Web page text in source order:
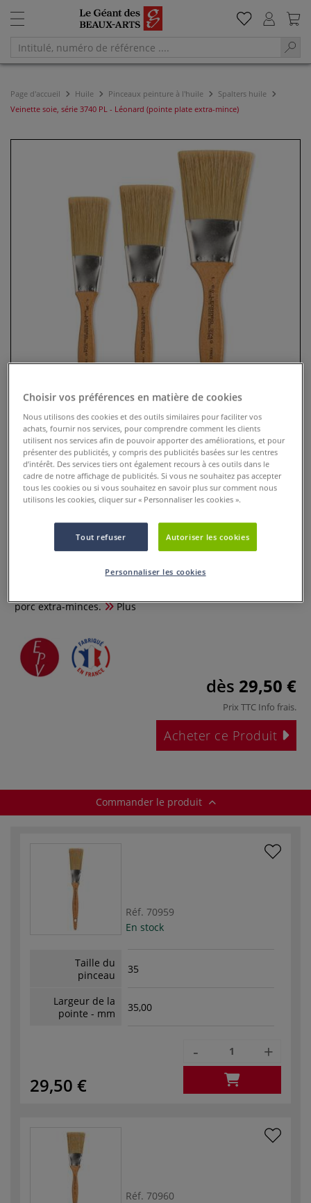
Page d'accueil Huile Pinceaux peinture à l'huile
Spalters huile
Veinette soie, série 3740 PL - Léonard (pointe plate extra-mince)
Veinette soie, série 3740 PL -
Léonard (pointe plate extra-
mince)
0 Commentaires
Veinette soie, série 3740 : Pinceau permettant d'imiter les
porc extra-minces.
Plus
dès 29,50 €
Prix TTC Info frais.
Acheter ce Produit
Commander le produit
Réf. 70959
En stock
Taille du
pinceau
35
Largeur de la
pointe - mm
35,00
29,50 €
- +
Réf. 70960
Choisir vos préférences en matière de cookies
Nous utilisons des cookies et des outils similaires pour faciliter vos
achats, fournir nos services, pour comprendre comment les clients
utilisent nos services afin de pouvoir apporter des améliorations, et pour
présenter des publicités, y compris des publicités basées sur les centres
d’intérêt. Des services tiers ont également recours à ces outils dans le
cadre de notre affichage de publicités. Si vous ne souhaitez pas accepter
tous les cookies ou si vous souhaitez en savoir plus sur comment nous
utilisons les cookies, cliquer sur « Personnaliser les cookies ».
Tout refuser Autoriser les cookies
Personnaliser les cookies